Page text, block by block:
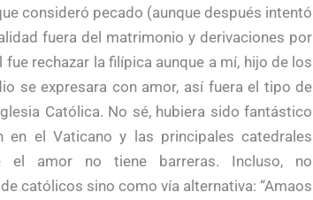
consideró pecado (aunque después intentó
fuera del matrimonio y derivaciones por
rechazar la filípica aunque a mí, hijo de los
se expresara con amor, así fuera el tipo de
Católica. No sé, hubiera sido fantástico
en el Vaticano y las principales catedrales
el amor no tiene barreras. Incluso, no
católicos sino como vía alternativa: “Amaos